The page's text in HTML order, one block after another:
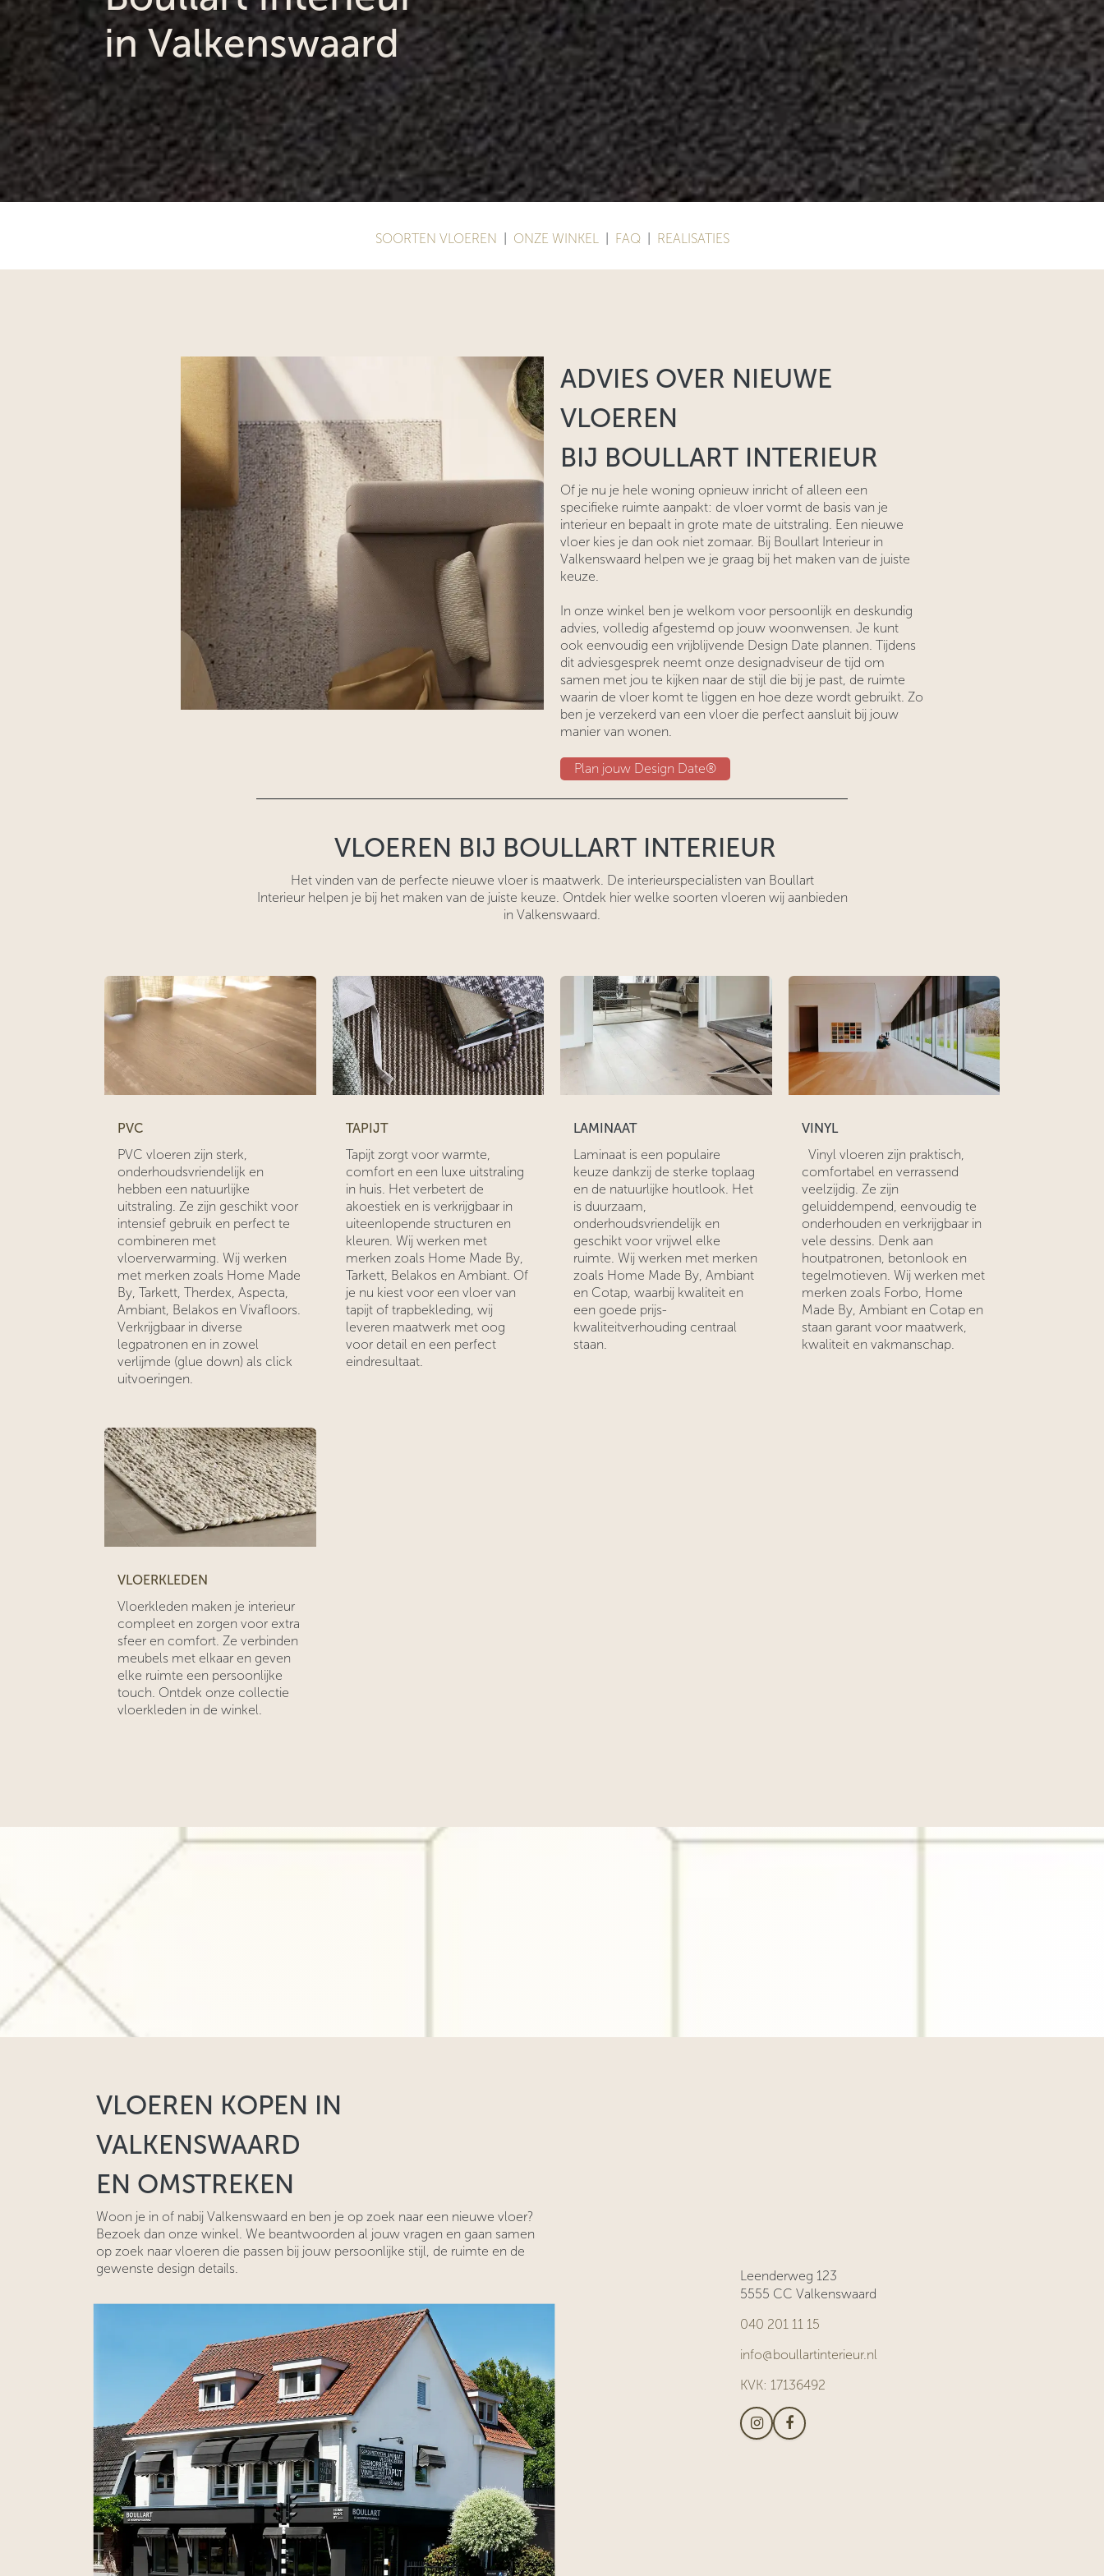
in Valkenswaard
SOORTEN VLOEREN ONZE WINKEL| FAQ| REALISATIES
ADVIES OVER NIEUWE
VLOEREN
BIJ BOULLART INTERIEUR
Of je nu je hele woning opnieuw inricht of alleen een
specifieke ruimte aanpakt: de vloer vormt de basis van je
interieur en bepaalt in grote mate de uitstraling. Een nieuwe
vloer kies je dan ook niet zomaar. Bij Boullart Interieur in
Valkenswaard helpen we je graag bij het maken van de juiste
keuze.
In onze winkel ben je welkom voor persoonlijk en deskundig
advies, volledig afgestemd op jouw woonwensen. Je kunt
ook eenvoudig een vrijblijvende Design Date plannen. Tijdens
dit adviesgesprek neemt onze designadviseur de tijd om
samen met jou te kijken naar de stijl die bij je past, de ruimte
waarin de vloer komt te liggen en hoe deze wordt gebruikt. Zo
ben je verzekerd van een vloer die perfect aansluit bij jouw
manier van wonen.
Plan jouw Design Date®
VLOEREN BIJ BOULLART INTERIEUR
Het vinden van de perfecte nieuwe vloer is maatwerk. De interieurspecialisten van Boullart
Interieur helpen je bij het maken van de juiste keuze. Ontdek hier welke soorten vloeren wij aanbieden
in Valkenswaard.
PVC
PVC vloeren zijn sterk,
onderhoudsvriendelijk en
hebben een natuurlijke
uitstraling. Ze zijn geschikt voor
intensief gebruik en perfect te
combineren met
vloerverwarming. Wij werken
met merken zoals Home Made
By, Tarkett, Therdex, Aspecta,
Ambiant, Belakos en Vivafloors.
Verkrijgbaar in diverse
legpatronen en in zowel
verlijmde (glue down) als click
uitvoeringen.
TAPIJT
Tapijt zorgt voor warmte,
comfort en een luxe uitstraling
in huis. Het verbetert de
akoestiek en is verkrijgbaar in
uiteenlopende structuren en
kleuren. Wij werken met
merken zoals Home Made By,
Tarkett, Belakos en Ambiant. Of
je nu kiest voor een vloer van
tapijt of trapbekleding, wij
leveren maatwerk met oog
voor detail en een perfect
eindresultaat.
LAMINAAT
Laminaat is een populaire
keuze dankzij de sterke toplaag
en de natuurlijke houtlook. Het
is duurzaam,
onderhoudsvriendelijk en
geschikt voor vrijwel elke
ruimte. Wij werken met merken
zoals Home Made By, Ambiant
en Cotap, waarbij kwaliteit en
een goede prijs-
kwaliteitverhouding centraal
staan.
VINYL
Vinyl vloeren zijn praktisch,
comfortabel en verrassend
veelzijdig. Ze zijn
geluiddempend, eenvoudig te
onderhouden en verkrijgbaar in
vele dessins. Denk aan
houtpatronen, betonlook en
tegelmotieven. Wij werken met
merken zoals Forbo, Home
Made By, Ambiant en Cotap en
staan garant voor maatwerk,
kwaliteit en vakmanschap.
VLOERKLEDEN
Vloerkleden maken je interieur
compleet en zorgen voor extra
sfeer en comfort. Ze verbinden
meubels met elkaar en geven
elke ruimte een persoonlijke
touch. Ontdek onze collectie
vloerkleden in de winkel.
VLOEREN KOPEN IN
VALKENSWAARD
EN OMSTREKEN
Woon je in of nabij Valkenswaard en ben je op zoek naar een nieuwe vloer?
Bezoek dan onze winkel. We beantwoorden al jouw vragen en gaan samen
op zoek naar vloeren die passen bij jouw persoonlijke stijl, de ruimte en de
gewenste design details.
Leenderweg 123
5555 CC Valkenswaard
040 201 11 15
info@boullartinterieur.nl
KVK: 17136492